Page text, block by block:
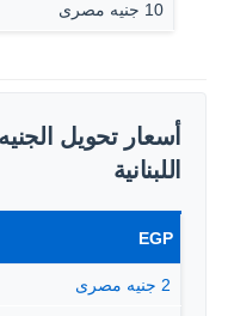
10 جنيه مصرى
أسعار تحويل
اللبنانية
EGP
2 جنيه مصرى